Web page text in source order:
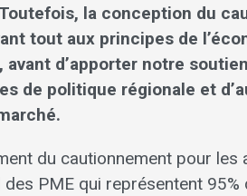
la conception du
tout aux principes de
avant d’apporter notre
de politique régionale et
du cautionnement pour
PME qui représentent 95%